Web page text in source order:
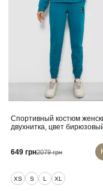
Спортивный костюм
двухнитка, цвет
649 грн2079 грн
XS S L XL